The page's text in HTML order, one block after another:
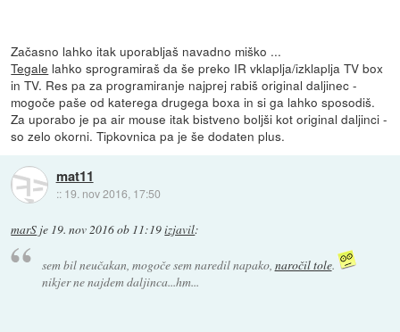
Začasno lahko itak uporabljaš navadno miško ...
Tegale lahko sprogramiraš da še preko IR vklaplja/izklaplja TV box
in TV. Res pa za programiranje najprej rabiš original daljinec -
mogoče paše od katerega drugega boxa in si ga lahko sposodiš.
Za uporabo je pa air mouse itak bistveno boljši kot original daljinci -
so zelo okorni. Tipkovnica pa je še dodaten plus.
mat11
:: 19. nov 2016, 17:50
marS je 19. nov 2016 ob 11:19izjavil:
sem bil neučakan, mogoče sem naredil napako, naročil tole.
nikjer ne najdem daljinca...hm...